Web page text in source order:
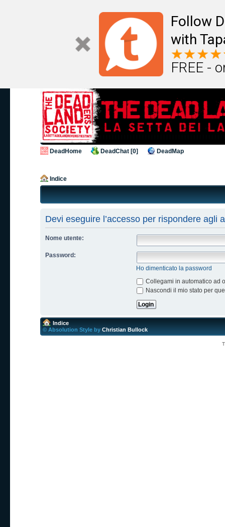
Follow
with
FREE -
DeadHome DeadChat [0] DeadMap
Indice
Devi eseguire l’accesso per rispondere agli
Nome utente:
Password:
Ho dimenticato la password
Collegami in automatico ad
Nascondi il mio stato per
Indice
© Absolution Style by Christian Bullock